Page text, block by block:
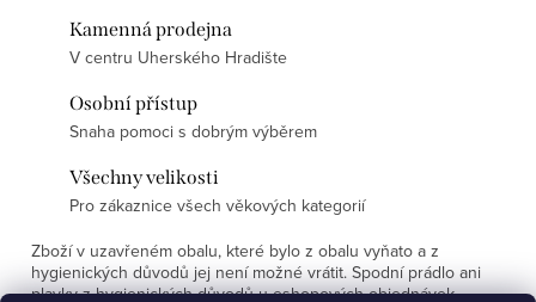
Kamenná prodejna
V centru Uherského Hradište
Osobní přístup
Snaha pomoci s dobrým výběrem
Všechny velikosti
Pro zákaznice všech věkových kategorií
Zboží v uzavřeném obalu, které bylo z obalu vyňato a z
hygienických důvodů jej není možné vrátit. Spodní prádlo ani
plavky z hygienických důvodů u eshopových objednávek